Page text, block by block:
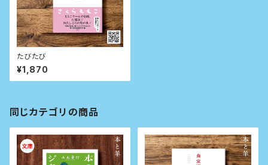
たびたび
¥1,870
同じカテゴリの商品